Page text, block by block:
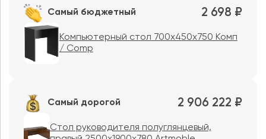
Самый бюджетный 2 698 ₽
Компьютерный стол 700х450х750 Комп
/ Comp
Самый дорогой 2 906 222 ₽
Стол руководителя полуглянцевый,